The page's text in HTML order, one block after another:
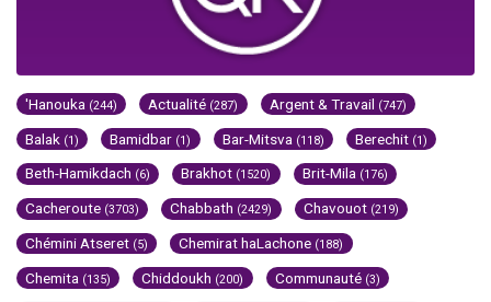
'Hanouka (244) Actualité (287) Argent & Travail (747)
Balak (1) Bamidbar (1) Bar-Mitsva (118) Berechit (1)
Beth-Hamikdach (6) Brakhot (1520) Brit-Mila (176)
Cacheroute (3703) Chabbath (2429) Chavouot (219)
Chémini Atseret (5) Chemirat haLachone (188)
Chemita (135) Chiddoukh (200) Communauté (3)